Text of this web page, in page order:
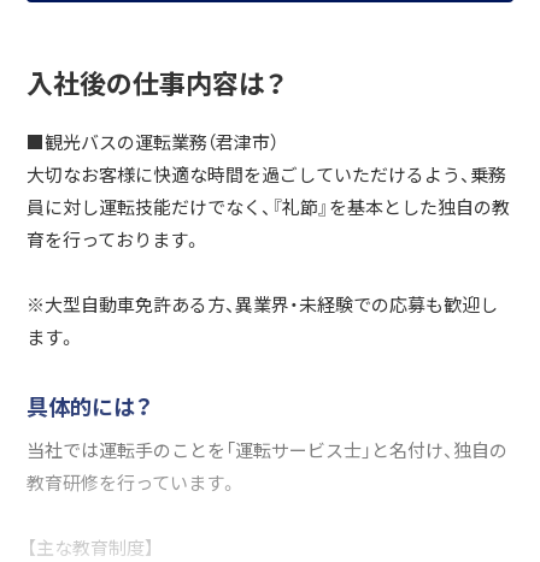
入社後の仕事内容は？
■観光バスの運転業務（君津市）
大切なお客様に快適な時間を過ごしていただけるよう、乗務
員に対し運転技能だけでなく、『礼節』を基本とした独自の教
育を行っております。
※大型自動車免許ある方、異業界・未経験での応募も歓迎し
ます。
具体的には？
当社では運転手のことを「運転サービス士」と名付け、独自の
教育研修を行っています。
【主な教育制度】